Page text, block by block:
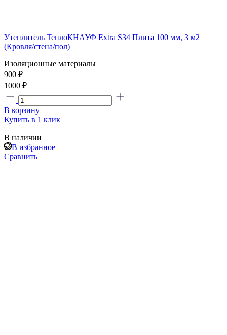
Утеплитель ТеплоКНАУФ Extra S34 Плита 100 мм, 3 м2
(Кровля/стена/пол)
Изоляционные материалы
900 ₽
1000 ₽
В корзину
Купить в 1 клик
В наличии
В избранное
Сравнить